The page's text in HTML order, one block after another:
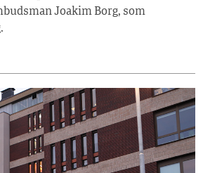
Joakim Borg, som